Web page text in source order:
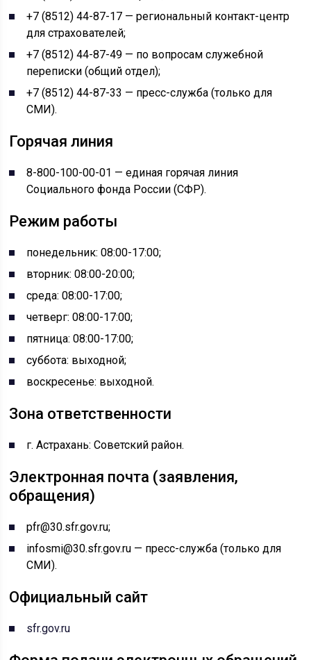
+7 (8512) 44-87-17 — региональный контакт-центр
для страхователей;
+7 (8512) 44-87-49 — по вопросам служебной
переписки (общий отдел);
+7 (8512) 44-87-33 — пресс-служба (только для
СМИ).
Горячая линия
8-800-100-00-01 — единая горячая линия
Социального фонда России (СФР).
Режим работы
понедельник: 08:00-17:00;
вторник: 08:00-20:00;
среда: 08:00-17:00;
четверг: 08:00-17:00;
пятница: 08:00-17:00;
суббота: выходной;
воскресенье: выходной.
Зона ответственности
г. Астрахань: Советский район.
Электронная почта (заявления,
обращения)
pfr@30.sfr.gov.ru;
infosmi@30.sfr.gov.ru — пресс-служба (только для
СМИ).
Официальный сайт
sfr.gov.ru